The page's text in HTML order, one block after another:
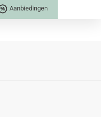
Aanbiedingen